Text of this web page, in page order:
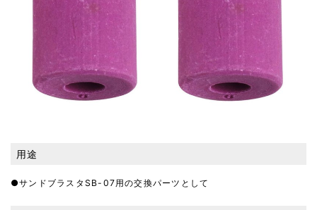
用途
●サンドブラスタSB-07用の交換パーツとして